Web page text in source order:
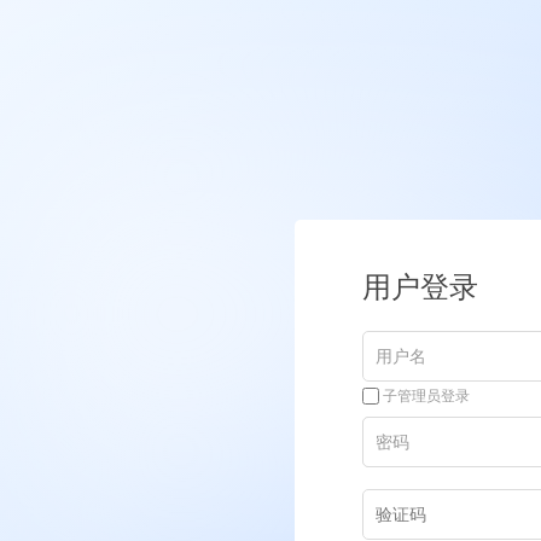
用户登录
子管理员登录